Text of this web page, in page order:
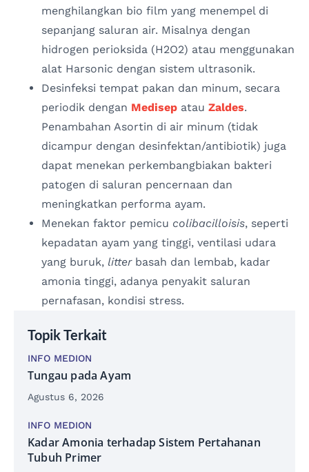
menghilangkan bio film yang menempel di
sepanjang saluran air. Misalnya dengan
hidrogen perioksida (H2O2) atau menggunakan
alat Harsonic dengan sistem ultrasonik.
Desinfeksi tempat pakan dan minum, secara
periodik dengan Medisep atau Zaldes.
Penambahan Asortin di air minum (tidak
dicampur dengan desinfektan/antibiotik) juga
dapat menekan perkembangbiakan bakteri
patogen di saluran pencernaan dan
meningkatkan performa ayam.
Menekan faktor pemicu colibacilloisis, seperti
kepadatan ayam yang tinggi, ventilasi udara
yang buruk, litter basah dan lembab, kadar
amonia tinggi, adanya penyakit saluran
pernafasan, kondisi stress.
Topik Terkait
INFO MEDION
Tungau pada Ayam
Agustus 6, 2026
INFO MEDION
Kadar Amonia terhadap Sistem Pertahanan
Tubuh Primer